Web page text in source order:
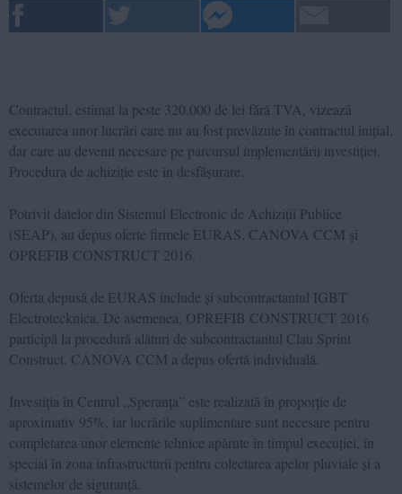
Contractul, estimat la peste 320.000 de lei fără TVA, vizează
executarea unor lucrări care nu au fost prevăzute în contractul inițial,
dar care au devenit necesare pe parcursul implementării investiției.
Procedura de achiziție este în desfășurare.
Potrivit datelor din Sistemul Electronic de Achiziții Publice
(SEAP), au depus oferte firmele EURAS, CANOVA CCM și
OPREFIB CONSTRUCT 2016.
Oferta depusă de EURAS include și subcontractantul IGBT
Electrotecknica. De asemenea, OPREFIB CONSTRUCT 2016
participă la procedură alături de subcontractantul Clau Sprint
Construct. CANOVA CCM a depus ofertă individuală.
Investiția în Centrul „Speranța” este realizată în proporție de
aproximativ 95%, iar lucrările suplimentare sunt necesare pentru
completarea unor elemente tehnice apărute în timpul execuției, în
special în zona infrastructurii pentru colectarea apelor pluviale și a
sistemelor de siguranță.